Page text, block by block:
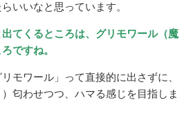
いいなと思っています。
てくるところは、グリモワール（魔
ですね。
モワール」って直接的に出さずに、
）匂わせつつ、ハマる感じを目指しま